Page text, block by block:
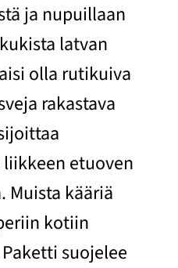
ja nupuillaan
latvan
olla rutikuiva
rakastava
etuoven
Muista kääriä
kotiin
suojelee